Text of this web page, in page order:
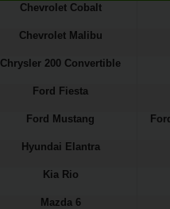
Chevrolet Cobalt
Chevrolet Malibu
Chrysler 200 Convertible
Ford Fiesta
Ford Mustang
Hyundai Elantra
Kia Rio
Mazda 6